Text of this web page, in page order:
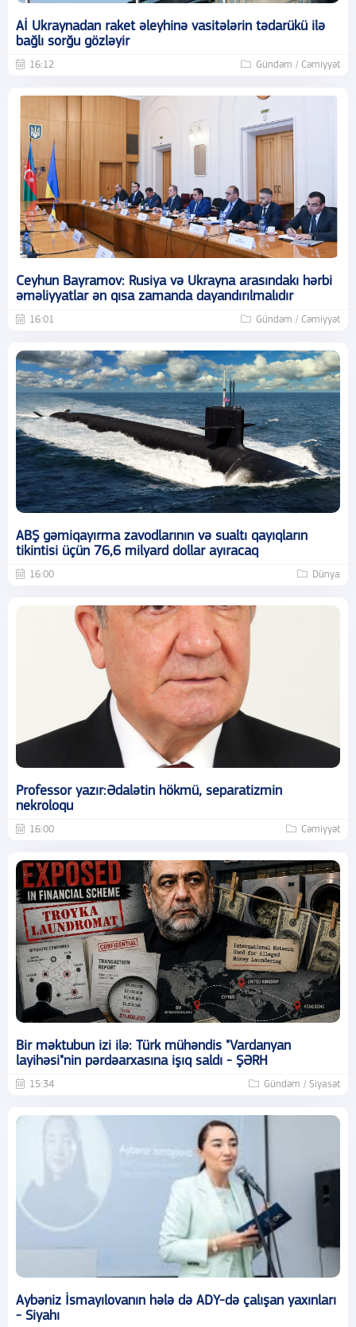
Aİ Ukraynadan raket əleyhinə vasitələrin tədarükü ilə
bağlı sorğu gözləyir
16:12 Gündəm / Cəmiyyət
Ceyhun Bayramov: Rusiya və Ukrayna arasındakı hərbi
əməliyyatlar ən qısa zamanda dayandırılmalıdır
16:01 Gündəm / Cəmiyyət
ABŞ gəmiqayırma zavodlarının və sualtı qayıqların
tikintisi üçün 76,6 milyard dollar ayıracaq
16:00 Dünya
Professor yazır:Ədalətin hökmü, separatizmin
nekroloqu
16:00 Cəmiyyət
Bir məktubun izi ilə: Türk mühəndis "Vardanyan
layihəsi"nin pərdəarxasına işıq saldı - ŞƏRH
15:34 Gündəm / Siyasət
Aybəniz İsmayılovanın hələ də ADY-də çalışan yaxınları
- Siyahı